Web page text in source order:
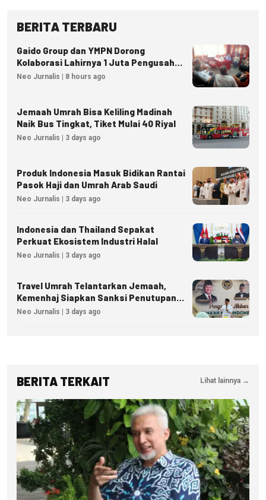
BERITA TERBARU
Gaido Group dan YMPN Dorong
Kolaborasi Lahirnya 1 Juta Pengusaha
Ekonomi Syariah
Neo Jurnalis | 8 hours ago
Jemaah Umrah Bisa Keliling Madinah
Naik Bus Tingkat, Tiket Mulai 40 Riyal
Neo Jurnalis | 3 days ago
Produk Indonesia Masuk Bidikan Rantai
Pasok Haji dan Umrah Arab Saudi
Neo Jurnalis | 3 days ago
Indonesia dan Thailand Sepakat
Perkuat Ekosistem Industri Halal
Neo Jurnalis | 3 days ago
Travel Umrah Telantarkan Jemaah,
Kemenhaj Siapkan Sanksi Penutupan
Izin hingga Pidana
Neo Jurnalis | 3 days ago
BERITA TERKAIT Lihat lainnya →